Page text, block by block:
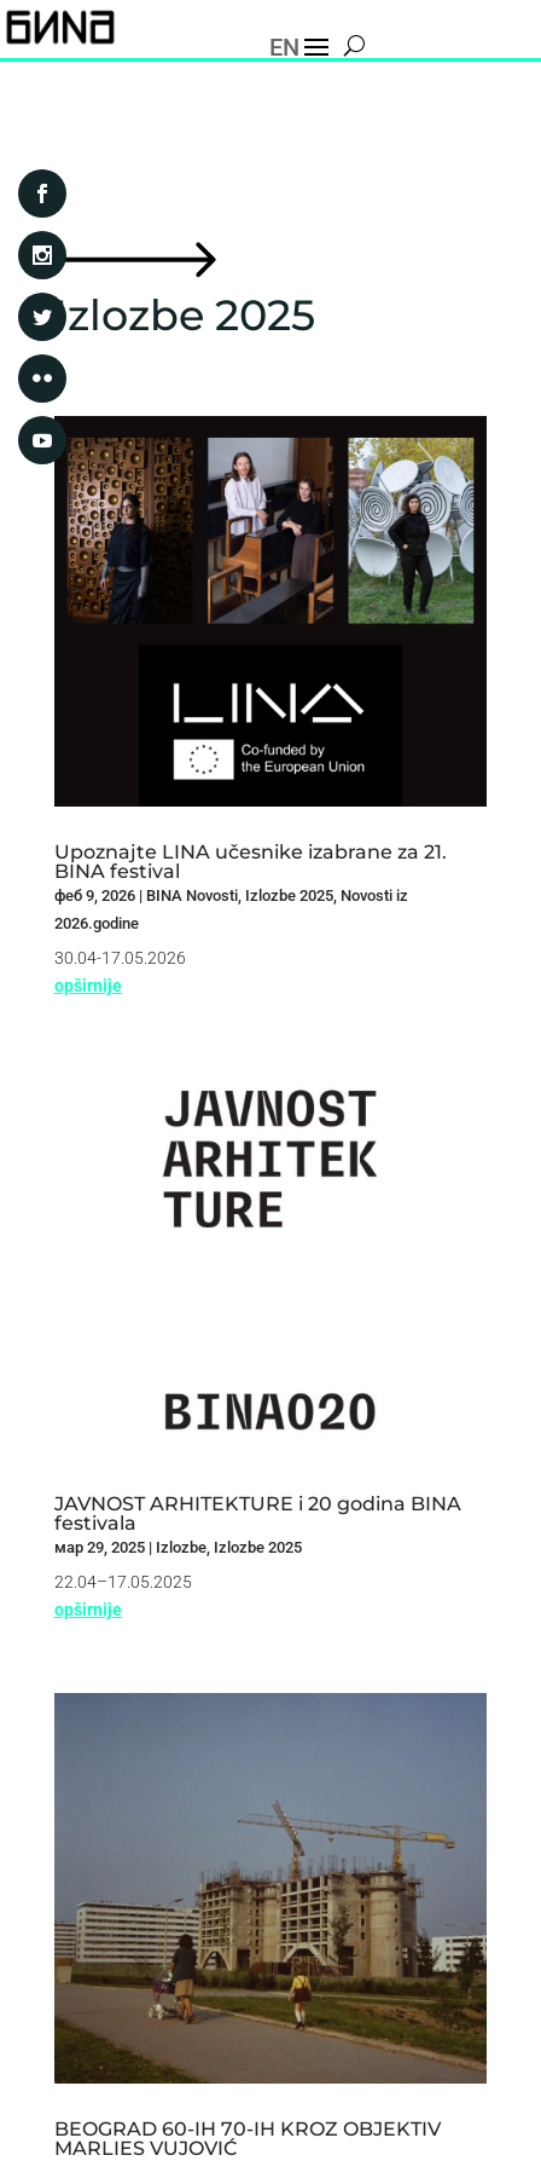
EN
Izlozbe 2025
Upoznajte LINA učesnike izabrane za 21.
BINA festival
феб 9, 2026| BINA Novosti, Izlozbe 2025, Novosti iz
2026.godine
30.04-17.05.2026
opširnije
JAVNOST ARHITEKTURE i 20 godina BINA
festivala
мар 29, 2025| Izlozbe, Izlozbe 2025
22.04–17.05.2025
opširnije
BEOGRAD 60-IH 70-IH KROZ OBJEKTIV
MARLIES VUJOVIĆ